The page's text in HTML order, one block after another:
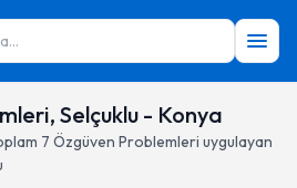
Selçuklu - Konya
7 Özgüven Problemleri uygulayan